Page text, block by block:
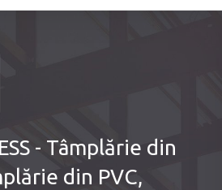
- Tâmplărie din
din PVC,